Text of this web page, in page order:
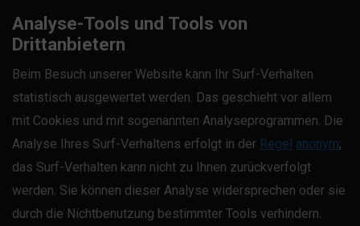
Analyse-Tools und Tools von
Drittanbietern
Beim Besuch unserer Website kann Ihr Surf-Verhalten
statistisch ausgewertet werden. Das geschieht vor allem
mit Cookies und mit sogenannten Analyseprogrammen. Die
Analyse Ihres Surf-Verhaltens erfolgt in der Regel anonym;
das Surf-Verhalten kann nicht zu Ihnen zurückverfolgt
werden. Sie können dieser Analyse widersprechen oder sie
durch die Nichtbenutzung bestimmter Tools verhindern.